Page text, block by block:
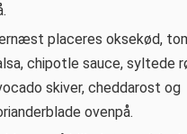
placeres oksekød,
chipotle sauce, syltede
skiver, cheddarost og
ovenpå.